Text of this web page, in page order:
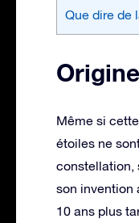
Que dire de
Même si
étoiles ne
constellation,
son invention
10 ans plus